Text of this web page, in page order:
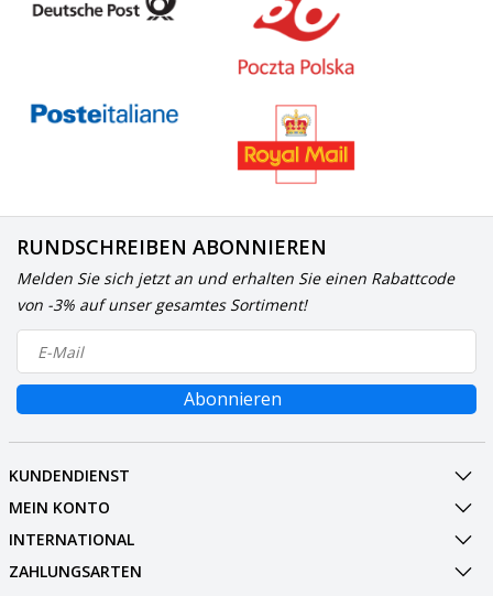
RUNDSCHREIBEN ABONNIEREN
Melden Sie sich jetzt an und erhalten Sie einen Rabattcode
von -3% auf unser gesamtes Sortiment!
Abonnieren
KUNDENDIENST
MEIN KONTO
INTERNATIONAL
ZAHLUNGSARTEN